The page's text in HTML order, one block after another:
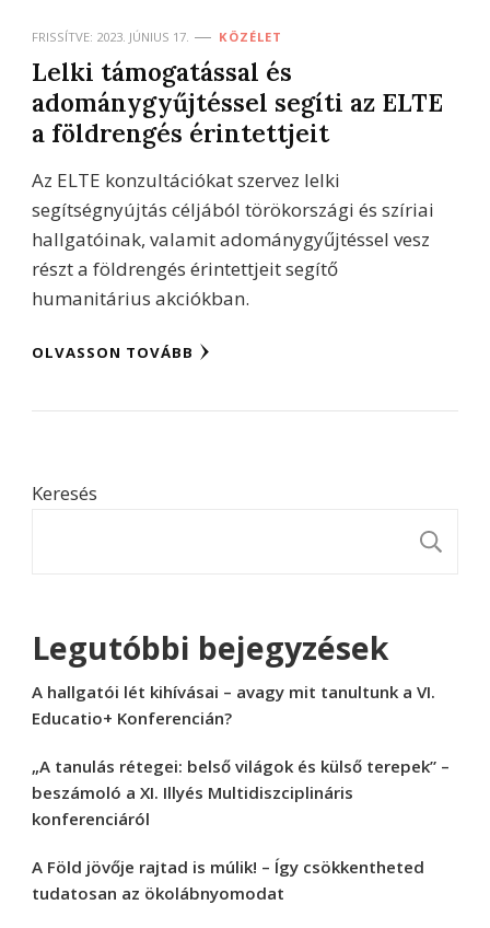
FRISSÍTVE: 2023. JÚNIUS 17. KÖZÉLET
Lelki támogatással és
adománygyűjtéssel segíti az ELTE
a földrengés érintettjeit
Az ELTE konzultációkat szervez lelki
segítségnyújtás céljából törökországi és szíriai
hallgatóinak, valamit adománygyűjtéssel vesz
részt a földrengés érintettjeit segítő
humanitárius akciókban.
OLVASSON TOVÁBB
Keresés
Legutóbbi bejegyzések
A hallgatói lét kihívásai – avagy mit tanultunk a VI.
Educatio+ Konferencián?
„A tanulás rétegei: belső világok és külső terepek” –
beszámoló a XI. Illyés Multidiszciplináris
konferenciáról
A Föld jövője rajtad is múlik! – Így csökkentheted
tudatosan az ökolábnyomodat